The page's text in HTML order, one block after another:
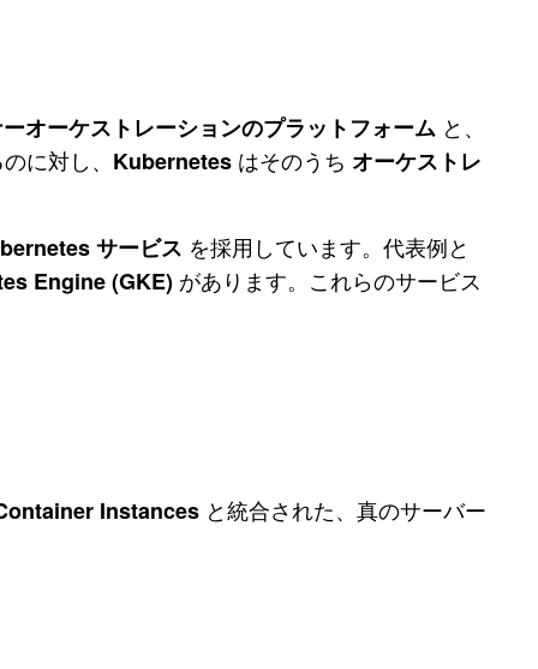
オーケストレーションのプラットフォーム と、
に対し、 Kubernetes はそのうち オーケストレ
サービス を採用しています。代表例と
Engine (GKE) があります。これらのサービス
Instances と統合された、真のサーバー